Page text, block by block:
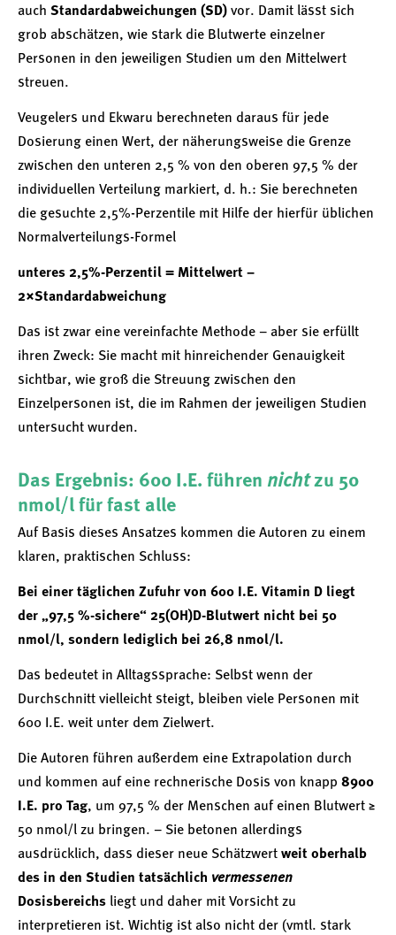
auch Standardabweichungen (SD) vor. Damit lässt sich
grob abschätzen, wie stark die Blutwerte einzelner
Personen in den jeweiligen Studien um den Mittelwert
streuen.
Veugelers und Ekwaru berechneten daraus für jede
Dosierung einen Wert, der näherungsweise die Grenze
zwischen den unteren 2,5 % von den oberen 97,5 % der
individuellen Verteilung markiert, d. h.: Sie berechneten
die gesuchte 2,5%-Perzentile mit Hilfe der hierfür üblichen
Normalverteilungs-Formel
unteres 2,5%-Perzentil = Mittelwert −
2×Standardabweichung
Das ist zwar eine vereinfachte Methode – aber sie erfüllt
ihren Zweck: Sie macht mit hinreichender Genauigkeit
sichtbar, wie groß die Streuung zwischen den
Einzelpersonen ist, die im Rahmen der jeweiligen Studien
untersucht wurden.
Das Ergebnis: 600 I.E. führen nichtzu 50
nmol/l für fast alle
Auf Basis dieses Ansatzes kommen die Autoren zu einem
klaren, praktischen Schluss:
Bei einer täglichen Zufuhr von 600 I.E. Vitamin D liegt
der „97,5 %-sichere“ 25(OH)D-Blutwert nicht bei 50
nmol/l, sondern lediglich bei 26,8 nmol/l.
Das bedeutet in Alltagssprache: Selbst wenn der
Durchschnitt vielleicht steigt, bleiben viele Personen mit
600 I.E. weit unter dem Zielwert.
Die Autoren führen außerdem eine Extrapolation durch
und kommen auf eine rechnerische Dosis von knapp 8900
I.E. pro Tag, um 97,5 % der Menschen auf einen Blutwert ≥
50 nmol/l zu bringen. – Sie betonen allerdings
ausdrücklich, dass dieser neue Schätzwert weit oberhalb
des in den Studien tatsächlich vermessenen
Dosisbereichs liegt und daher mit Vorsicht zu
interpretieren ist. Wichtig ist also nicht der (vmtl. stark